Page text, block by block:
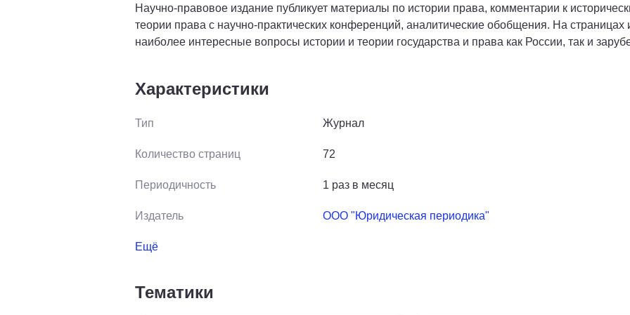
Научно-правовое издание публикует материалы по истории права, комментарии к
теории права с научно-практических конференций, аналитические обобщения. На страницах
наиболее интересные вопросы истории и теории государства и права как России, так и
Характеристики
Тип Журнал
Количество страниц 72
Периодичность 1 раз в месяц
Издатель ООО "Юридическая периодика"
Ещё
Тематики